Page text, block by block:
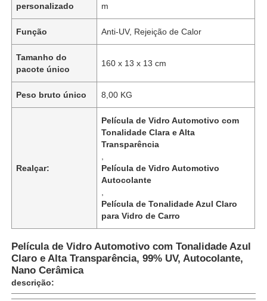
Casa
personalizado
m
Função Anti-UV, Rejeição de Calor
Tamanho do
pacote único
160 x 13 x 13 cm
Peso bruto único 8,00 KG
Realçar:
Película de Vidro Automotivo com
Tonalidade Clara e Alta
Transparência
Película de Vidro Automotivo
Autocolante
Película de Tonalidade Azul Claro
para Vidro de Carro
Película de Vidro Automotivo com Tonalidade Azul
Claro e Alta Transparência, 99% UV, Autocolante,
Nano Cerâmica
descrição: